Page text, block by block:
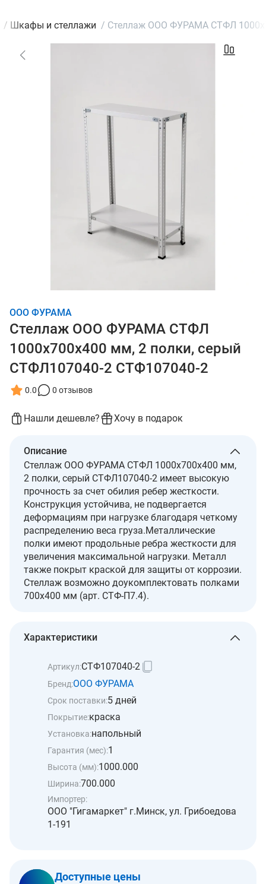
/ Шкафы и стеллажи / Стеллаж ООО ФУРАМА СТФЛ
ООО ФУРАМА
Стеллаж ООО ФУРАМА СТФЛ
1000х700х400 мм, 2 полки, серый
СТФЛ107040-2 СТФ107040-2
0.0 0 отзывов
Нашли дешевле? Хочу в подарок
Описание
Стеллаж ООО ФУРАМА СТФЛ 1000х700х400 мм,
2 полки, серый СТФЛ107040-2 имеет высокую
прочность за счет обилия ребер жесткости.
Конструкция устойчива, не подвергается
деформациям при нагрузке благодаря четкому
распределению веса груза.Металлические
полки имеют продольные ребра жесткости для
увеличения максимальной нагрузки. Металл
также покрыт краской для защиты от коррозии.
Стеллаж возможно доукомплектовать полками
700х400 мм (арт. СТФ-П7.4).
Характеристики
Артикул:СТФ107040-2
Бренд:ООО ФУРАМА
Срок поставки:5 дней
Покрытие:краска
Установка:напольный
Гарантия (мес):1
Высота (мм):1000.000
Ширина:700.000
Импортер:
ООО "Гигамаркет" г.Минск, ул. Грибоедова
1-191
Доступные цены